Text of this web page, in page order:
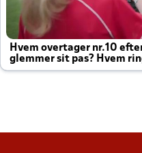
Hvem overtager nr.10
glemmer sit pas? Hvem
altid til efter kampe?